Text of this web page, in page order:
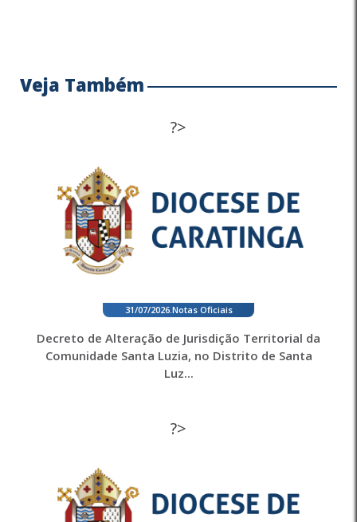
Veja Também
?>
31/07/2026. Notas Oficiais
Decreto de Alteração de Jurisdição Territorial da
Comunidade Santa Luzia, no Distrito de Santa
Luz...
?>